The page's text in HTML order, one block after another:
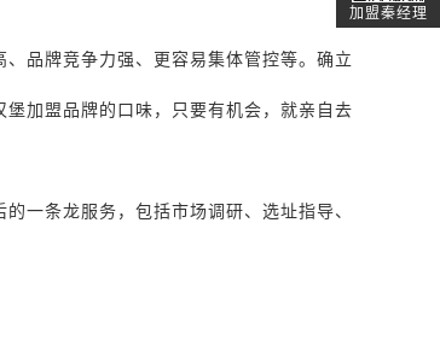
品牌竞争力强、更容易集体管控等。确立
加盟品牌的口味，只要有机会，就亲自去
一条龙服务，包括市场调研、选址指导、
加盟秦经理